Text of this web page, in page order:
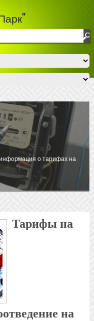
о тарифах на
Тарифы на
на